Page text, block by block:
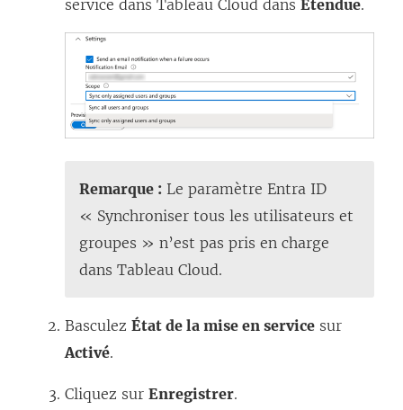
service dans Tableau Cloud dans Étendue.
Remarque : Le paramètre Entra ID
« Synchroniser tous les utilisateurs et
groupes » n’est pas pris en charge
dans Tableau Cloud.
Basculez État de la mise en service sur
Activé.
Cliquez sur Enregistrer.